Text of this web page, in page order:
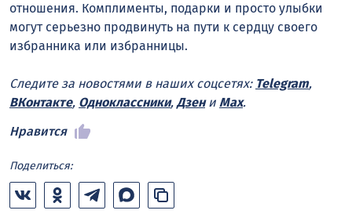
отношения. Комплименты, подарки и просто улыбки
могут серьезно продвинуть на пути к сердцу своего
избранника или избранницы.
Следите за новостями в наших соцсетях: Telegram,
ВКонтакте, Одноклассники, Дзени Max.
Нравится
Поделиться: